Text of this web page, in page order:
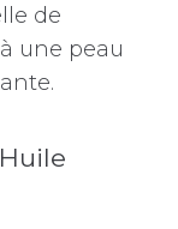
de
une peau